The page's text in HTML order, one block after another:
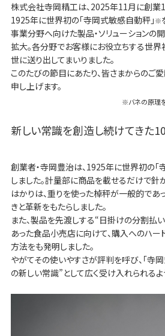
株式会社寺岡精工は、2025年11月に創業
1925年に世界初の「寺岡式敏感自動秤」※
事業分野へ向けた製品・ソリューションの
拡大。各分野でお客様にお役立ちする世界
世に送り出してまいりました。
このたびの節目にあたり、皆さまからのご
申し上げます。
※バネの原理
新しい常識を創造し続けてきた
創業者・寺岡豊治は、1925年に世界初の
しました。計量部に商品を載せるだけで針
はかりは、重りを使った棹秤が一般的であ
きと革新をもたらしました。
また、製品を先渡しする“日掛けの分割払
あった食品小売店に向けて、購入へのハ
方法をも発明しました。
やがてその使いやすさが評判を呼び、「寺
の新しい常識”として広く受け入れられるよ